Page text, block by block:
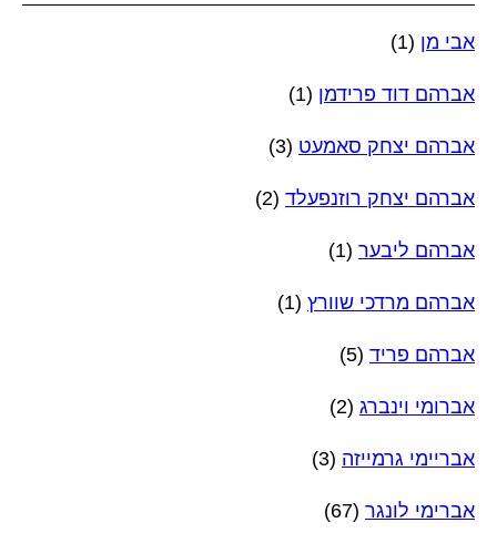
אבי מן (1)
אברהם דוד פרידמן (1)
אברהם יצחק סאמעט (3)
אברהם יצחק רוזנפעלד (2)
אברהם ליבער (1)
אברהם מרדכי שוורץ (1)
אברהם פריד (5)
אברומי וינברג (2)
אבריימי גרמייזה (3)
אברימי לונגר (67)